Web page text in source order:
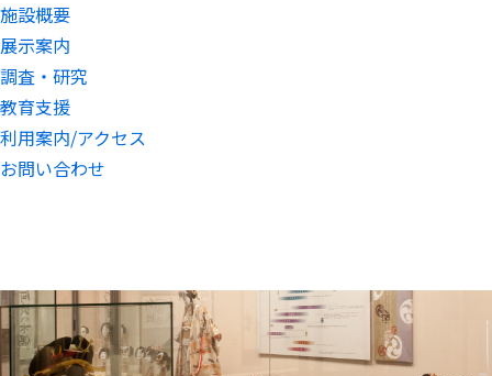
施設概要
展示案内
調査・研究
教育支援
利用案内/アクセス
お問い合わせ